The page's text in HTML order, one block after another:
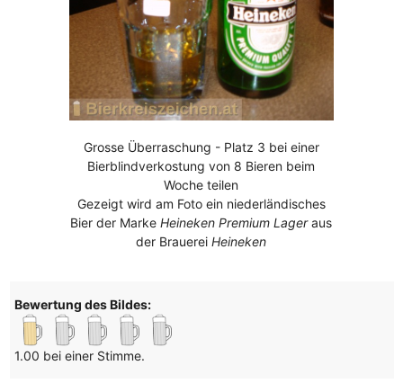
Grosse Überraschung - Platz 3 bei einer
Bierblindverkostung von 8 Bieren beim
Woche teilen
Gezeigt wird am Foto ein niederländisches
Bier der MarkeHeineken Premium Lageraus
der BrauereiHeineken
Bewertung des Bildes:
1.00 bei einer Stimme.